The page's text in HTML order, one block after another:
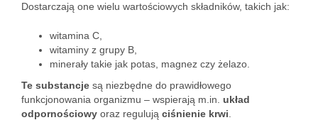
Dostarczają one wielu wartościowych składników, takich jak:
witamina C,
witaminy z grupy B,
minerały takie jak potas, magnez czy żelazo.
Te substancje są niezbędne do prawidłowego
funkcjonowania organizmu – wspierają m.in. układ
odpornościowy oraz regulują ciśnienie krwi